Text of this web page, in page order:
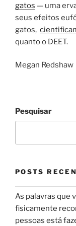
gatos — uma
seus efeitos
gatos,
quanto o DEET.
Megan Redshaw
Pesquisar
POSTS
As palavras que
fisicamente
pessoas está